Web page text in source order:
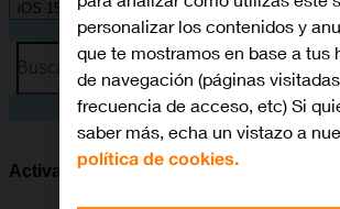
iOS 15.0
Busca por problema o tema
Activar o desactivar el modo silencioso
personalizar los contenidos y
que te mostramos en base a tus
de navegación (páginas
frecuencia de acceso, etc) Si
saber más, echa un vistazo a
política de cookies.